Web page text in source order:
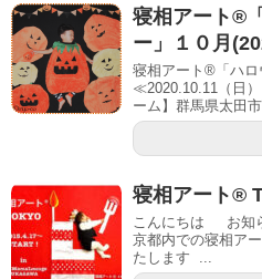
寝相アート®
ー」１０月
寝相アート®「ハロ
≪2020.10.11（日
ーム】群馬県太田
寝相アート®
こんにちは お
京都内での寝相ア
たします ...